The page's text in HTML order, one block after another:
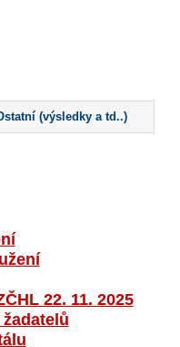
(výsledky a td..)
22. 11. 2025